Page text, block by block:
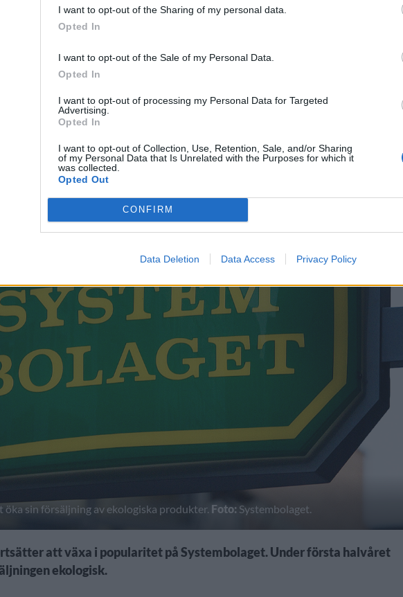
I want to opt-out of the Sharing of my personal data.
Opted In
I want to opt-out of the Sale of my Personal Data.
Opted In
I want to opt-out of processing my Personal Data for Targeted
Advertising.
Opted In
I want to opt-out of Collection, Use, Retention, Sale, and/or Sharing
of my Personal Data that Is Unrelated with the Purposes for which it
was collected.
Opted Out
CONFIRM
Data Deletion Data Access Privacy Policy
säljer allt mer
sin försäljning av ekologiska produkter. Foto: Systembolaget.
att växa i popularitet på Systembolaget. Under första halvåret
ekologisk.